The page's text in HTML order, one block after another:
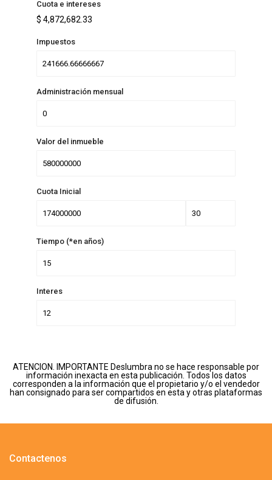
Cuota e intereses
$4,872,682.33
Impuestos
Administración mensual
Valor del inmueble
Cuota Inicial
Tiempo (*en años)
Interes
ATENCION. IMPORTANTE Deslumbra no se hace responsable por
información inexacta en esta publicación. Todos los datos
corresponden a la información que el propietario y/o el vendedor
han consignado para ser compartidos en esta y otras plataformas
de difusión.
Contactenos